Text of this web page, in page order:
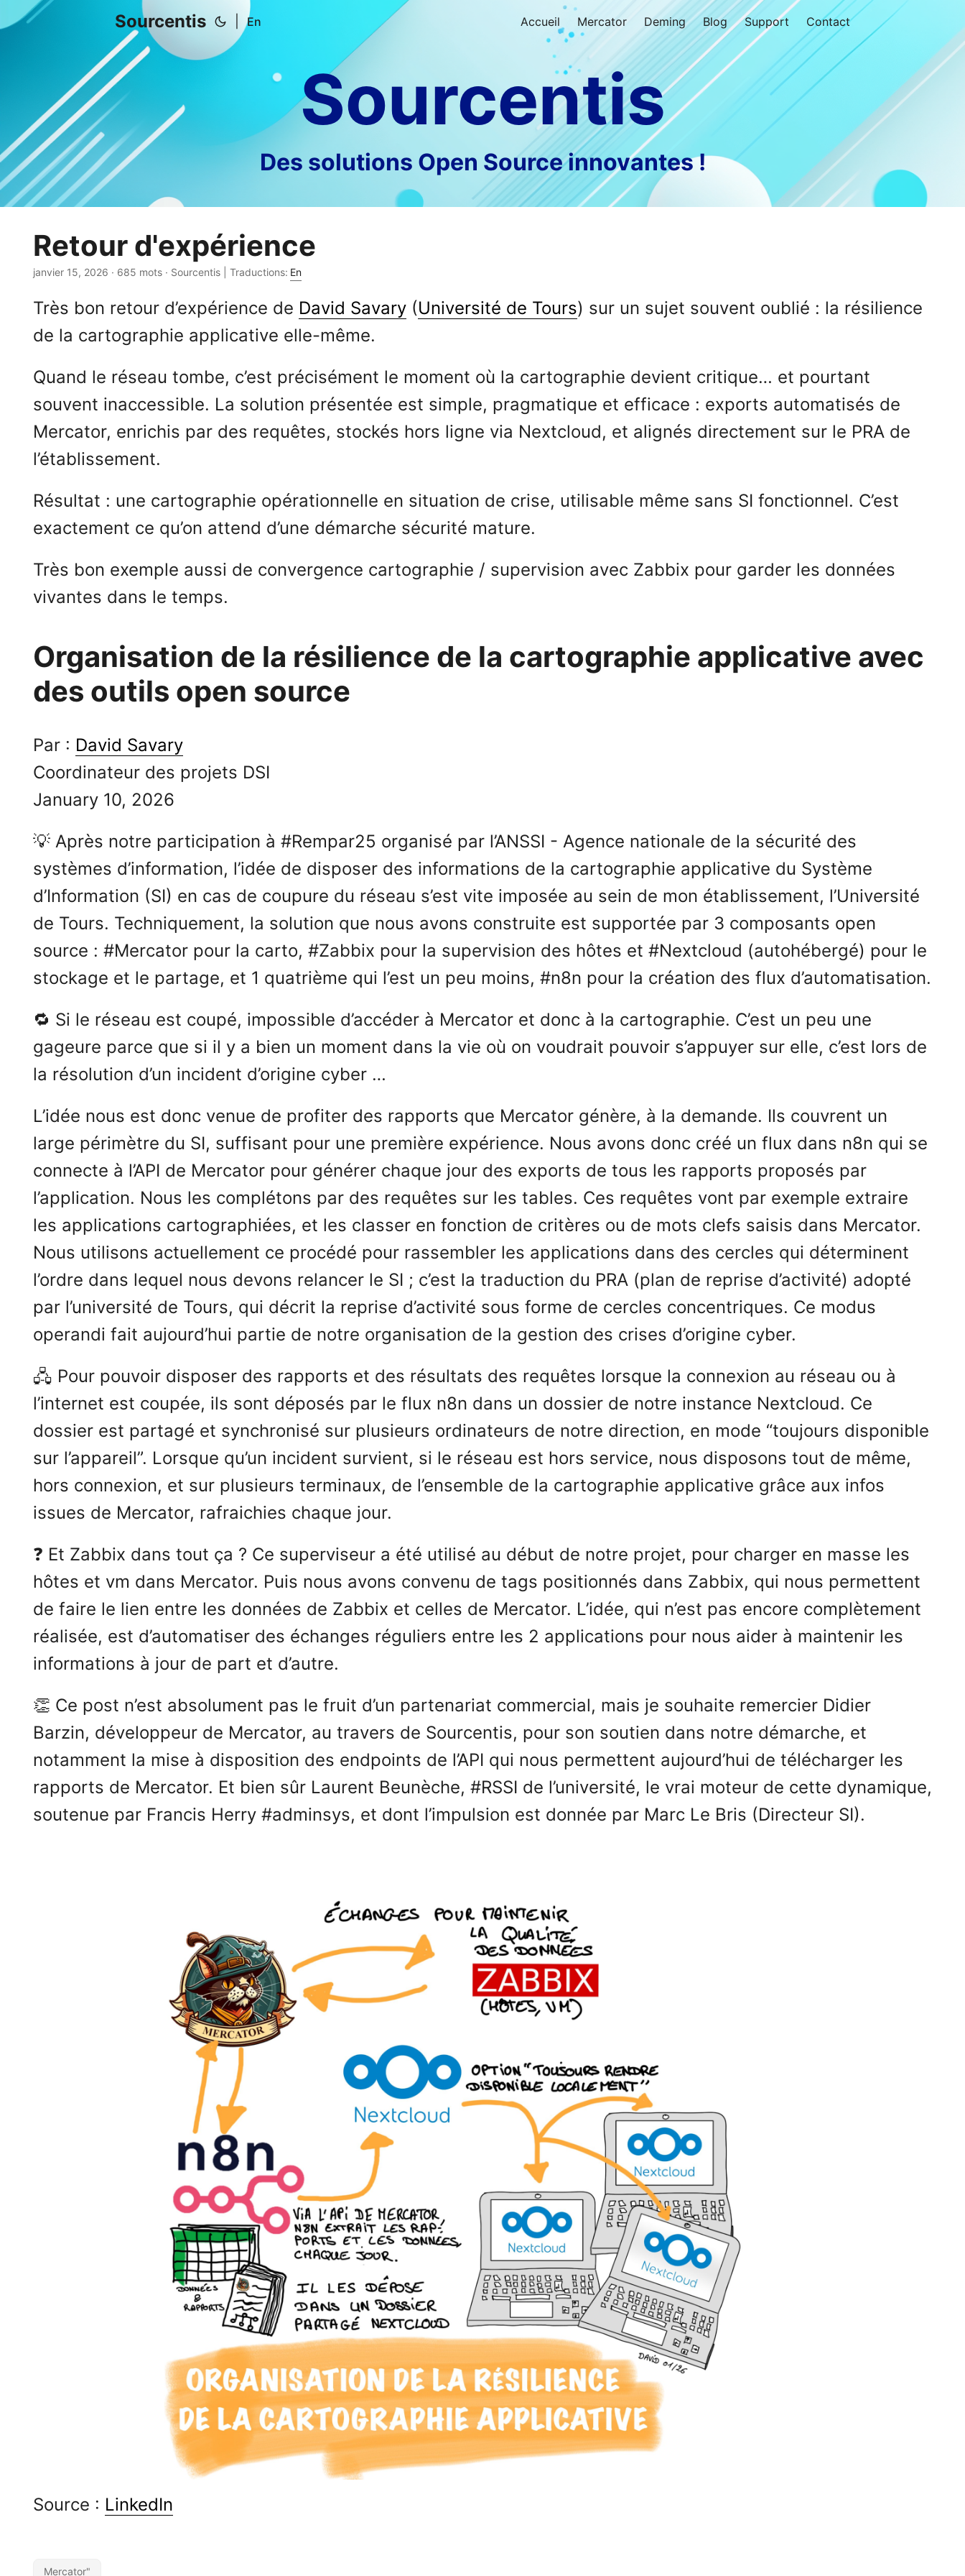
Sourcentis En Accueil Mercator Deming Blog Support Contact
Sourcentis
Des solutions Open Source innovantes !
Retour d'expérience
janvier 15, 2026 · 685 mots · Sourcentis | Traductions: En
Très bon retour d’expérience de David Savary (Université de Tours) sur un sujet souvent oublié : la résilience
de la cartographie applicative elle-même.
Quand le réseau tombe, c’est précisément le moment où la cartographie devient critique… et pourtant
souvent inaccessible. La solution présentée est simple, pragmatique et efficace : exports automatisés de
Mercator, enrichis par des requêtes, stockés hors ligne via Nextcloud, et alignés directement sur le PRA de
l’établissement.
Résultat : une cartographie opérationnelle en situation de crise, utilisable même sans SI fonctionnel. C’est
exactement ce qu’on attend d’une démarche sécurité mature.
Très bon exemple aussi de convergence cartographie / supervision avec Zabbix pour garder les données
vivantes dans le temps.
Organisation de la résilience de la cartographie applicative avec
des outils open source
Par : David Savary
Coordinateur des projets DSI
January 10, 2026
💡 Après notre participation à #Rempar25 organisé par l’ANSSI - Agence nationale de la sécurité des
systèmes d’information, l’idée de disposer des informations de la cartographie applicative du Système
d’Information (SI) en cas de coupure du réseau s’est vite imposée au sein de mon établissement, l’Université
de Tours. Techniquement, la solution que nous avons construite est supportée par 3 composants open
source : #Mercator pour la carto, #Zabbix pour la supervision des hôtes et #Nextcloud (autohébergé) pour le
stockage et le partage, et 1 quatrième qui l’est un peu moins, #n8n pour la création des flux d’automatisation.
🔁 Si le réseau est coupé, impossible d’accéder à Mercator et donc à la cartographie. C’est un peu une
gageure parce que si il y a bien un moment dans la vie où on voudrait pouvoir s’appuyer sur elle, c’est lors de
la résolution d’un incident d’origine cyber …
L’idée nous est donc venue de profiter des rapports que Mercator génère, à la demande. Ils couvrent un
large périmètre du SI, suffisant pour une première expérience. Nous avons donc créé un flux dans n8n qui se
connecte à l’API de Mercator pour générer chaque jour des exports de tous les rapports proposés par
l’application. Nous les complétons par des requêtes sur les tables. Ces requêtes vont par exemple extraire
les applications cartographiées, et les classer en fonction de critères ou de mots clefs saisis dans Mercator.
Nous utilisons actuellement ce procédé pour rassembler les applications dans des cercles qui déterminent
l’ordre dans lequel nous devons relancer le SI ; c’est la traduction du PRA (plan de reprise d’activité) adopté
par l’université de Tours, qui décrit la reprise d’activité sous forme de cercles concentriques. Ce modus
operandi fait aujourd’hui partie de notre organisation de la gestion des crises d’origine cyber.
🖧 Pour pouvoir disposer des rapports et des résultats des requêtes lorsque la connexion au réseau ou à
l’internet est coupée, ils sont déposés par le flux n8n dans un dossier de notre instance Nextcloud. Ce
dossier est partagé et synchronisé sur plusieurs ordinateurs de notre direction, en mode “toujours disponible
sur l’appareil”. Lorsque qu’un incident survient, si le réseau est hors service, nous disposons tout de même,
hors connexion, et sur plusieurs terminaux, de l’ensemble de la cartographie applicative grâce aux infos
issues de Mercator, rafraichies chaque jour.
❓ Et Zabbix dans tout ça ? Ce superviseur a été utilisé au début de notre projet, pour charger en masse les
hôtes et vm dans Mercator. Puis nous avons convenu de tags positionnés dans Zabbix, qui nous permettent
de faire le lien entre les données de Zabbix et celles de Mercator. L’idée, qui n’est pas encore complètement
réalisée, est d’automatiser des échanges réguliers entre les 2 applications pour nous aider à maintenir les
informations à jour de part et d’autre.
👏 Ce post n’est absolument pas le fruit d’un partenariat commercial, mais je souhaite remercier Didier
Barzin, développeur de Mercator, au travers de Sourcentis, pour son soutien dans notre démarche, et
notamment la mise à disposition des endpoints de l’API qui nous permettent aujourd’hui de télécharger les
rapports de Mercator. Et bien sûr Laurent Beunèche, #RSSI de l’université, le vrai moteur de cette dynamique,
soutenue par Francis Herry #adminsys, et dont l’impulsion est donnée par Marc Le Bris (Directeur SI).
Source : LinkedIn
Mercator"